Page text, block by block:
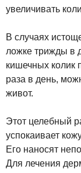
увеличивать
В случаях
ложке трижды в
кишечных колик
раза в день,
живот.
Этот целебный
успокаивает
Его наносят
Для лечения